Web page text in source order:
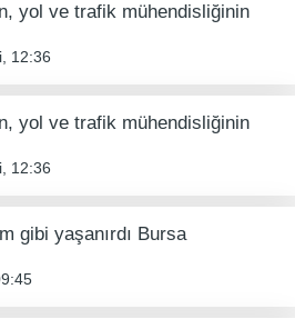
yol ve trafik mühendisliğinin
12:36
yol ve trafik mühendisliğinin
12:36
gibi yaşanırdı Bursa